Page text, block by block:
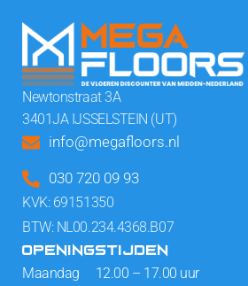
Newtonstraat 3A
3401JA IJSSELSTEIN (UT)
info@megafloors.nl
030 720 09 93
KVK: 69151350
BTW: NL00.234.4368.B07
OPENINGSTIJDEN
Maandag 12.00 – 17.00 uur